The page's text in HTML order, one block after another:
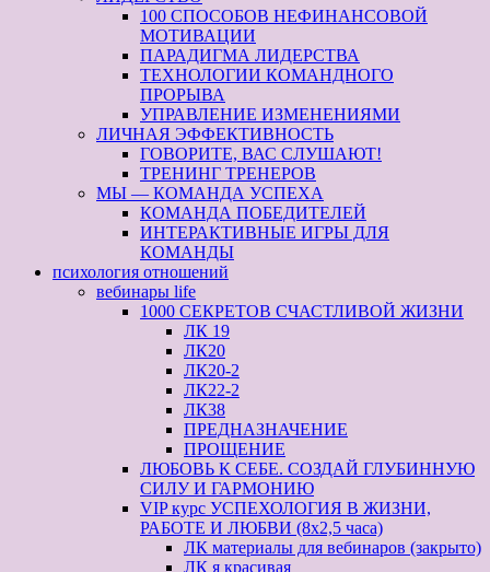
100 СПОСОБОВ НЕФИНАНСОВОЙ
МОТИВАЦИИ
ПАРАДИГМА ЛИДЕРСТВА
ТЕХНОЛОГИИ КОМАНДНОГО
ПРОРЫВА
УПРАВЛЕНИЕ ИЗМЕНЕНИЯМИ
ЛИЧНАЯ ЭФФЕКТИВНОСТЬ
ГОВОРИТЕ, ВАС СЛУШАЮТ!
ТРЕНИНГ ТРЕНЕРОВ
МЫ — КОМАНДА УСПЕХА
КОМАНДА ПОБЕДИТЕЛЕЙ
ИНТЕРАКТИВНЫЕ ИГРЫ ДЛЯ
КОМАНДЫ
психология отношений
вебинары life
1000 СЕКРЕТОВ СЧАСТЛИВОЙ ЖИЗНИ
ЛК 19
ЛК20
ЛК20-2
ЛК22-2
ЛК38
ПРЕДНАЗНАЧЕНИЕ
ПРОЩЕНИЕ
ЛЮБОВЬ К СЕБЕ. СОЗДАЙ ГЛУБИННУЮ
СИЛУ И ГАРМОНИЮ
VIP курс УСПЕХОЛОГИЯ В ЖИЗНИ,
РАБОТЕ И ЛЮБВИ (8х2,5 часа)
ЛК материалы для вебинаров (закрыто)
ЛК я красивая